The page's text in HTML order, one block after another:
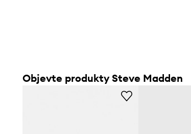
Objevte produkty Steve Madden